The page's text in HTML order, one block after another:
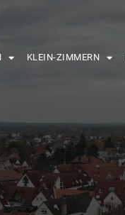
KLEIN-ZIMMERN